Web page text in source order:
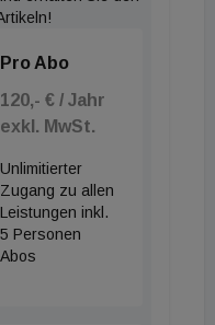
Pro Abo
120,- € / Jahr
exkl. MwSt.
Unlimitierter
Zugang zu allen
Leistungen inkl.
5 Personen
Abos